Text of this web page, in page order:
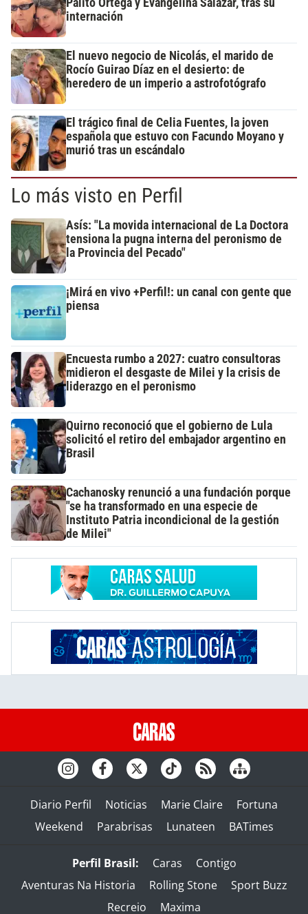
internación
El nuevo negocio de Nicolás, el marido de
Rocío Guirao Díaz en el desierto: de
heredero de un imperio a astrofotógrafo
El trágico final de Celia Fuentes, la joven
española que estuvo con Facundo Moyano y
murió tras un escándalo
Lo más visto en Perfil
Asís: "La movida internacional de La Doctora
tensiona la pugna interna del peronismo de
la Provincia del Pecado"
¡Mirá en vivo +Perfil!: un canal con gente que
piensa
Encuesta rumbo a 2027: cuatro consultoras
midieron el desgaste de Milei y la crisis de
liderazgo en el peronismo
Quirno reconoció que el gobierno de Lula
solicitó el retiro del embajador argentino en
Brasil
Cachanosky renunció a una fundación porque
"se ha transformado en una especie de
Instituto Patria incondicional de la gestión
de Milei"
Diario Perfil Noticias Marie Claire
Fortuna
Weekend
Parabrisas Lunateen BATimes
Perfil Brasil: Caras
Contigo
Aventuras Na Historia
Rolling Stone
Sport Buzz
Recreio
Maxima